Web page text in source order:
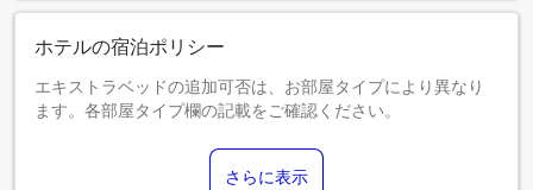
ホテルの宿泊ポリシー
エキストラベッドの追加可否は、お部屋タイプにより異なり
ます。各部屋タイプ欄の記載をご確認ください。
さらに表示